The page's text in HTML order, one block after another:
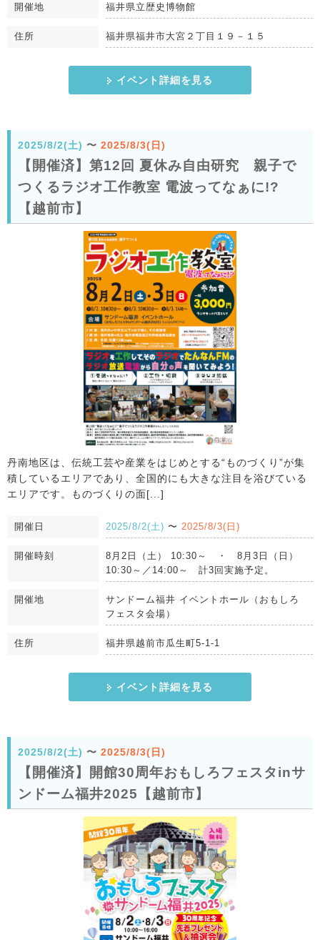
開催地 福井県立歴史博物館
住所 福井県福井市大宮２丁目１９－１５
イベント詳細を見る
2025/8/2(土) 〜 2025/8/3(日)
【開催済】第12回 夏休み自由研究 親子で
つくるラジオ工作教室 電波ってなぁに!?
【越前市】
丹南地区は、伝統工芸や産業をはじめとする“ものづくり”が集
積しているエリアであり、全国的にも大きな注目を浴びている
エリアです。ものづくりの面[...]
開催日 2025/8/2(土) 〜 2025/8/3(日)
開催時刻
8月2日（土） 10:30～ ・ 8月3日（日）
10:30～／14:00～ 計3回実施予定。
開催地
サンドーム福井 イベントホール（おもしろ
フェスタ会場）
住所 福井県越前市瓜生町5-1-1
イベント詳細を見る
2025/8/2(土) 〜 2025/8/3(日)
【開催済】開館30周年おもしろフェスタinサ
ンドーム福井2025【越前市】